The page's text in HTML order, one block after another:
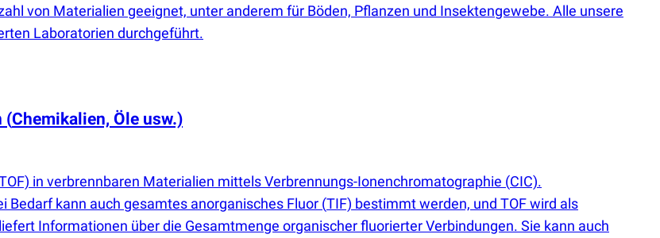
von Materialien geeignet, unter anderem für Böden, Pflanzen und Insektengewebe. Alle unsere
Laboratorien durchgeführt.
(Chemikalien, Öle usw.)
in verbrennbaren Materialien mittels Verbrennungs-Ionenchromatographie (CIC).
Bedarf kann auch gesamtes anorganisches Fluor (TIF) bestimmt werden, und TOF wird als
Informationen über die Gesamtmenge organischer fluorierter Verbindungen. Sie kann auch